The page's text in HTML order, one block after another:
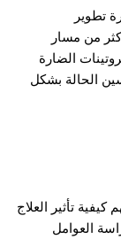
تطوير
من مسار
الضارة
الحالة بشكل
تأثير العلاج
العوامل